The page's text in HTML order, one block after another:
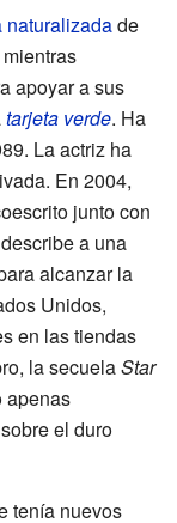
naturalizadade
apoyar a sus
tarjeta verde. Ha
La actriz ha
En 2004,
junto con
a una
alcanzar la
Unidos,
en las tiendas
la secuelaStar
apenas
el duro
tenía nuevos